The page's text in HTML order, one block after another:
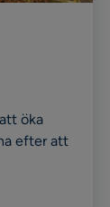
öka
efter att